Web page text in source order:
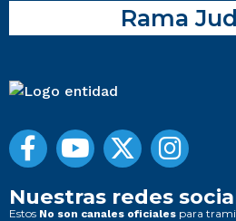
Rama
Nuestras redes
Estos No son canales oficiales para